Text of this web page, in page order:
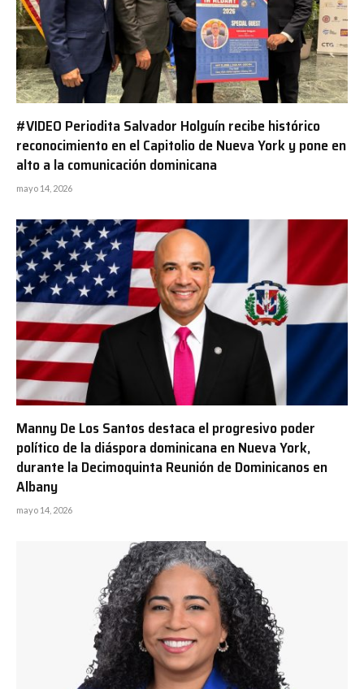
#VIDEO Periodita Salvador Holguín recibe histórico
reconocimiento en el Capitolio de Nueva York y pone en
alto a la comunicación dominicana
mayo 14, 2026
Manny De Los Santos destaca el progresivo poder
político de la diáspora dominicana en Nueva York,
durante la Decimoquinta Reunión de Dominicanos en
Albany
mayo 14, 2026